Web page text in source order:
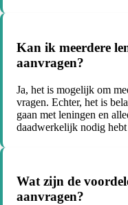
Kan ik meerdere
aanvragen?
Ja, het is mogelijk om
vragen. Echter, het is
gaan met leningen en
daadwerkelijk nodig
Wat zijn de
aanvragen?